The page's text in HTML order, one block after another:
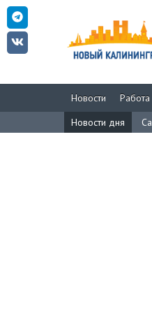
Новости Работа
Новости дня